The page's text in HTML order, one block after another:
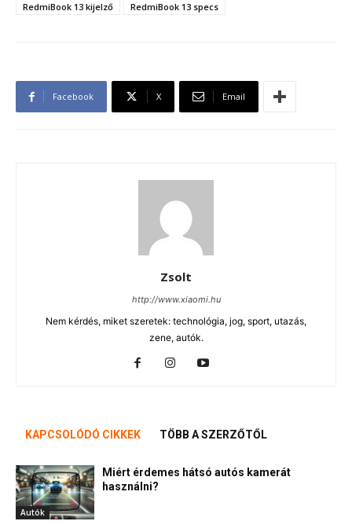
RedmiBook 13 kijelző
RedmiBook 13 specs
Facebook X Email
Zsolt
http://www.xiaomi.hu
Nem kérdés, miket szeretek: technológia, jog, sport, utazás,
zene, autók.
KAPCSOLÓDÓ CIKKEK TÖBB A SZERZŐTŐL
Autók
Miért érdemes hátsó autós kamerát
használni?